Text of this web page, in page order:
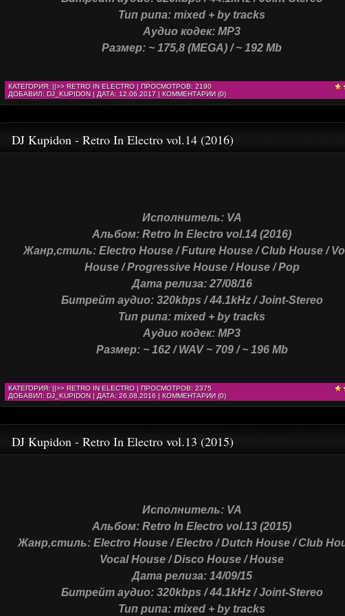
Тип рипа: mixed + by tracks
Аудио кодек: MP3
Размер: ~ 175,8 (MEGA) / ~ 192 Mb
КАТЕГОРИЯ: ||>> RETRO IN ELECTRO| ПРОСМОТРОВ: 2190
ДОБАВИЛ: DJ_KUPIDON| ДАТА: 12.06.2017 | КОММЕНТАРИИ (0)
DJ Kupidon - Retro In Electro vol.14 (2016)
Исполнитель: VA
Альбом: Retro In Electro vol.14 (2016)
Жанр,стиль: Electro House / Future House / Club House /
House / Progressive House / House / Pop
Дата релиза: 27/08/16
Битрейт аудио: 320kbps / 44.1kHz / Joint-Stereo
Тип рипа: mixed + by tracks
Аудио кодек: MP3
Размер: ~ 162 / WAV ~ 709 / ~ 196 Mb
КАТЕГОРИЯ: ||>> RETRO IN ELECTRO| ПРОСМОТРОВ: 2375
ДОБАВИЛ: DJ_KUPIDON| ДАТА: 26.08.2016 | КОММЕНТАРИИ (0)
DJ Kupidon - Retro In Electro vol.13 (2015)
Исполнитель: VA
Альбом: Retro In Electro vol.13 (2015)
Жанр,стиль: Electro House / Electro / Dutch House / Club
Vocal House / Disco House / House
Дата релиза: 14/09/15
Битрейт аудио: 320kbps / 44.1kHz / Joint-Stereo
Тип рипа: mixed + by tracks